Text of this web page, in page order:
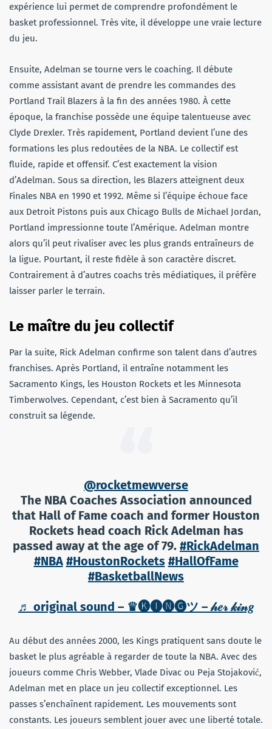
expérience lui permet de comprendre profondément le
basket professionnel. Très vite, il développe une vraie lecture
du jeu.
Ensuite, Adelman se tourne vers le coaching. Il débute
comme assistant avant de prendre les commandes des
Portland Trail Blazers à la fin des années 1980. À cette
époque, la franchise possède une équipe talentueuse avec
Clyde Drexler. Très rapidement, Portland devient l’une des
formations les plus redoutées de la NBA. Le collectif est
fluide, rapide et offensif. C’est exactement la vision
d’Adelman. Sous sa direction, les Blazers atteignent deux
Finales NBA en 1990 et 1992. Même si l’équipe échoue face
aux Detroit Pistons puis aux Chicago Bulls de Michael Jordan,
Portland impressionne toute l’Amérique. Adelman montre
alors qu’il peut rivaliser avec les plus grands entraîneurs de
la ligue. Pourtant, il reste fidèle à son caractère discret.
Contrairement à d’autres coachs très médiatiques, il préfère
laisser parler le terrain.
Le maître du jeu collectif
Par la suite, Rick Adelman confirme son talent dans d’autres
franchises. Après Portland, il entraîne notamment les
Sacramento Kings, les Houston Rockets et les Minnesota
Timberwolves. Cependant, c’est bien à Sacramento qu’il
construit sa légende.
@rocketmewverse
The NBA Coaches Association announced
that Hall of Fame coach and former Houston
Rockets head coach Rick Adelman has
passed away at the age of 79. #RickAdelman
#NBA #HoustonRockets #HallOfFame
#BasketballNews
♬ original sound – ♛🅚🅘🅝🅖ツ – 𝒽𝑒𝓇 𝓀𝒾𝓃𝑔
Au début des années 2000, les Kings pratiquent sans doute le
basket le plus agréable à regarder de toute la NBA. Avec des
joueurs comme Chris Webber, Vlade Divac ou Peja Stojaković,
Adelman met en place un jeu collectif exceptionnel. Les
passes s’enchaînent rapidement. Les mouvements sont
constants. Les joueurs semblent jouer avec une liberté totale.